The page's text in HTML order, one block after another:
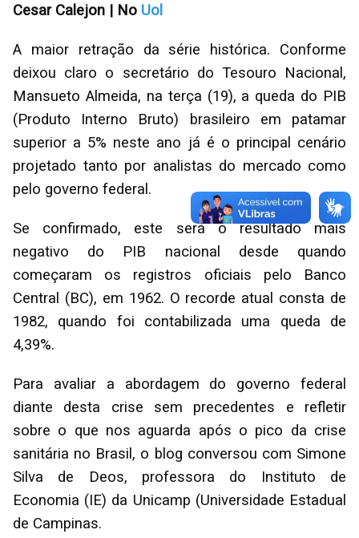
Cesar Calejon | No Uol
A maior retração da série histórica. Conforme
deixou claro o secretário do Tesouro Nacional,
Mansueto Almeida, na terça (19), a queda do PIB
(Produto Interno Bruto) brasileiro em patamar
superior a 5% neste ano já é o principal cenário
projetado tanto por analistas do mercado como
pelo governo federal.
Se confirmado, este será o resultado mais
negativo do PIB nacional desde quando
começaram os registros oficiais pelo Banco
Central (BC), em 1962. O recorde atual consta de
1982, quando foi contabilizada uma queda de
4,39%.
Para avaliar a abordagem do governo federal
diante desta crise sem precedentes e refletir
sobre o que nos aguarda após o pico da crise
sanitária no Brasil, o blog conversou com Simone
Silva de Deos, professora do Instituto de
Economia (IE) da Unicamp (Universidade Estadual
de Campinas.